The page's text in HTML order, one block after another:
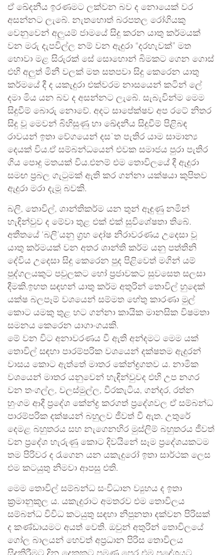
ඒ ඛේදනීය ඉරණමට ලක්වන බව ද නොයෙක් වර
අසන්නට ලැබේ. නැතහොත් බරපතල රෝගියකු
වෙනුවෙන් අලුයම් ජාමයේ සිදු කරන යාතු කර්මයක්
වන මරු දැපවිල්ල නම් වන ඇදුරා “දරහැවක්” මත
හොවා මළ සිරුරක් සේ සොහොන් බිමකට ගෙන ගොස්
එහි අලුත් මිනී වලක් මත සතපවා සිදු කෙරෙන යාතු
කර්මයේ දී ද යකැදුරා එක්වරම නාසයෙන් කටින් ලේ
දමා මිය යන බව ද අසන්නට ලැබේ. සැබැවින්ම මෙම
සිදුවීම් බොරු නොවේ. අදට සාපේක්ෂව අප රටේ නිතර
සිදු වූ මෙවන් බිහිසුණු හා ඛේදනීය සිදුවීම් පිළිබඳ
රාවයන් ඉතා වේගයෙන් දස`ත පැතිර යාම සාමාන්‍ය
දෙයක් විය.ඒ සම්බන්ධයෙන් එවක සමාජය පුරා පැතිර
ගිය පොදු මතයක් විය.එනම් එම තොවිලයේ දී ඇදුරා
සමඟ ප්‍රබල ගැටුමක් ඇති කර ගන්නා යක්ෂයා කුපිතව
ඇදුරා මරා දැමූ බවකි.
බලි, තොවිල්, ශාන්තිකර්ම යන තුන් ඈඳුණු නමින්
හැඳින්වුව ද මේවා තුළ එක් එක් සුවිශේෂතා තිබේ.
අතීතයේ ‘බලි’යනු ග්‍රහ දෝෂ නිරාවරණය උදෙසා වූ
යාතු කර්මයක් වන අතර ශාන්ති කර්ම යනු පත්තිනි
දේවිය උදෙසා සිදු කෙරෙන පුද පිළිවෙත් මගින් යම්
පුද්ගලයකුට පවුලකට හෝ ප්‍රජාවකට සුවසෙත සලසා
දීමකි.ඉහත සඳහන් යාතු කර්ම අතුරින් තොවිල් හුදෙක්
යක්ෂ බලපෑම් වශයෙන් සම්මත හේතු කාරණා මුල්
කොට යමකු තුළ හට ගන්නා කායික මානසික විෂමතා
සමනය කෙරෙන යාගාංගයකි.
මේ වන විට අනාවරණය වී ඇති අන්දමට මෙම යක්
තොවිල් සඳහා පාරම්පරික වශයෙන් දක්ෂතම ඇදුරන්
වාසය කොට ඇත්තේ මාතර කේන්ද්‍රගතව ය. නාමික
වශයෙන් මාතර යනුවෙන් හැඳින්වුවද එහි උප නගර
වන තංගල්ල, වලස්මුල්ල, වීරකැටිය, ගන්දර, රත්න
හුංගම ආදී ප්‍රදේශ කේන්ද්‍ර කරගත් ප්‍රදේශවල ඒ සම්බන්ධ
පාරම්පරික දක්ෂයන් බහුලව ජීවත් වී ඇත. උතුරේ
දෙමළ බහුතරය සහ නැගෙනහිර මුස්ලිම් බහුතරය ජීවත්
වන ප්‍රදේශ හැරුණු කොට දිවයිනේ සෑම ප්‍රදේශයකටම
තම පිරිවර ද රැගෙන යන යකැදුරෝ ඉතා සාර්ථක ලෙස
එම කටයුතු නිමවා ආපසු එති.
මෙම තොවිල් සම්බන්ධ සංවිධාන ව්‍යුහය ද ඉතා
ක්‍රමානුකූල ය. යකැදුරාට අමතරව එම තොවිලය
සම්බන්ධ විවිධ කටයුතු සඳහා නිපුනතා දක්වන පිරිසක්
ද කණ්ඩායමට අයත් වෙති. ඔවුන් අතුරින් තොවිලයේ
ගෝල බාලයන් හෙවත් අප්‍රධාන පිරිස තොවිලය